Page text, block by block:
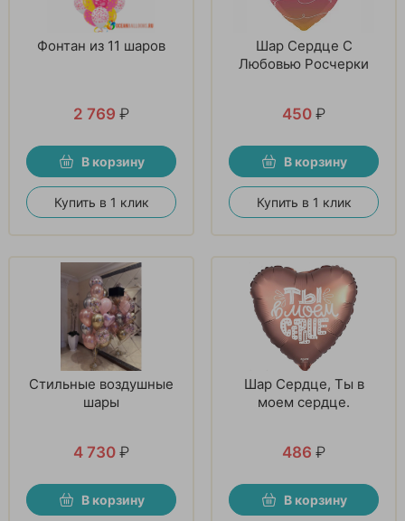
Фонтан из 11 шаров
2 769 ₽
В корзину
Купить в 1 клик
Шар Сердце С
Любовью Росчерки
450 ₽
В корзину
Купить в 1 клик
Стильные воздушные
шары
4 730 ₽
В корзину
Шар Сердце, Ты в
моем сердце.
486 ₽
В корзину